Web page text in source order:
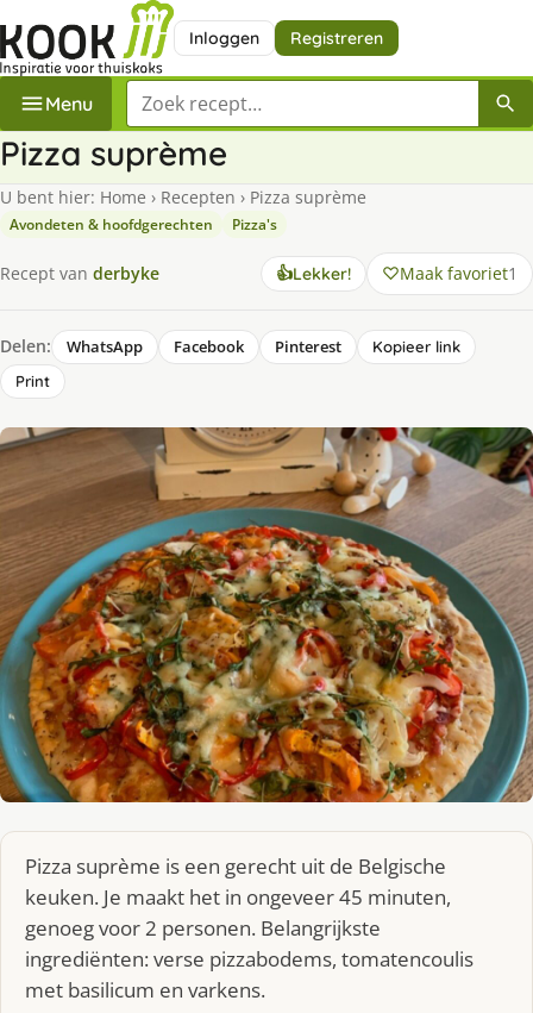
Inloggen Registreren
Menu Zoek een recept
Pizza suprème
U bent hier: Home › Recepten › Pizza suprème
Avondeten & hoofdgerechten Pizza's
Recept van derbyke 👍Lekker! Maak favoriet1
Delen: WhatsApp Facebook Pinterest
Kopieer link
Print
Pizza suprème is een gerecht uit de Belgische
keuken. Je maakt het in ongeveer 45 minuten,
genoeg voor 2 personen. Belangrijkste
ingrediënten: verse pizzabodems, tomatencoulis
met basilicum en varkens.